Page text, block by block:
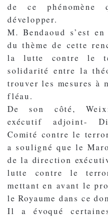
de ce
développer.
M. Bendaoud s’est
du thème de cette
la lutte contre le
solidarité entre la
trouver les mesures à
fléau.
De son côté,
exécutif adjoint-
Comité contre le
a souligné que le
de la direction
lutte contre le
mettant en avant le
le Royaume dans ce
Il a évoqué